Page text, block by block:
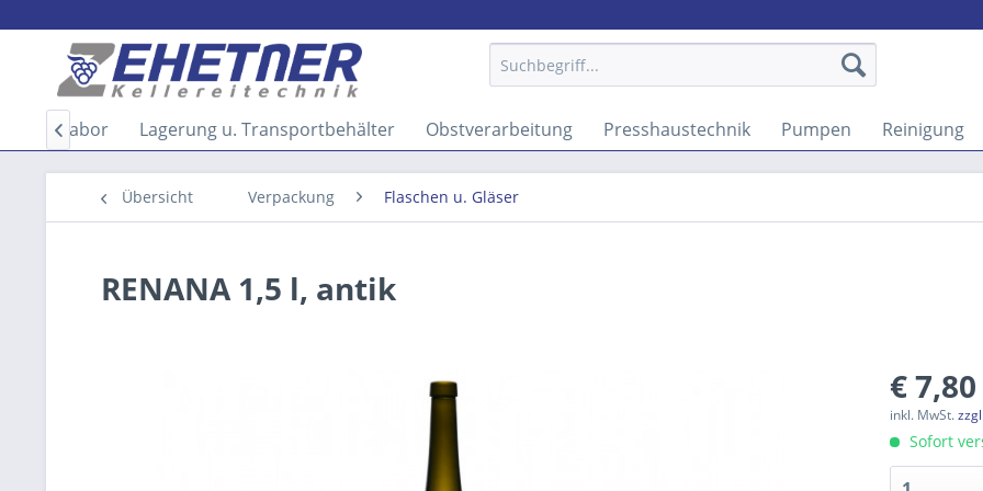
Labor Lagerung u. Transportbehälter Obstverarbeitung Presshaustechnik Pumpen Reinigung

Übersicht Verpackung Flaschen u. Gläser
RENANA 1,5 l, antik
€
inkl. MwSt.
Sofort